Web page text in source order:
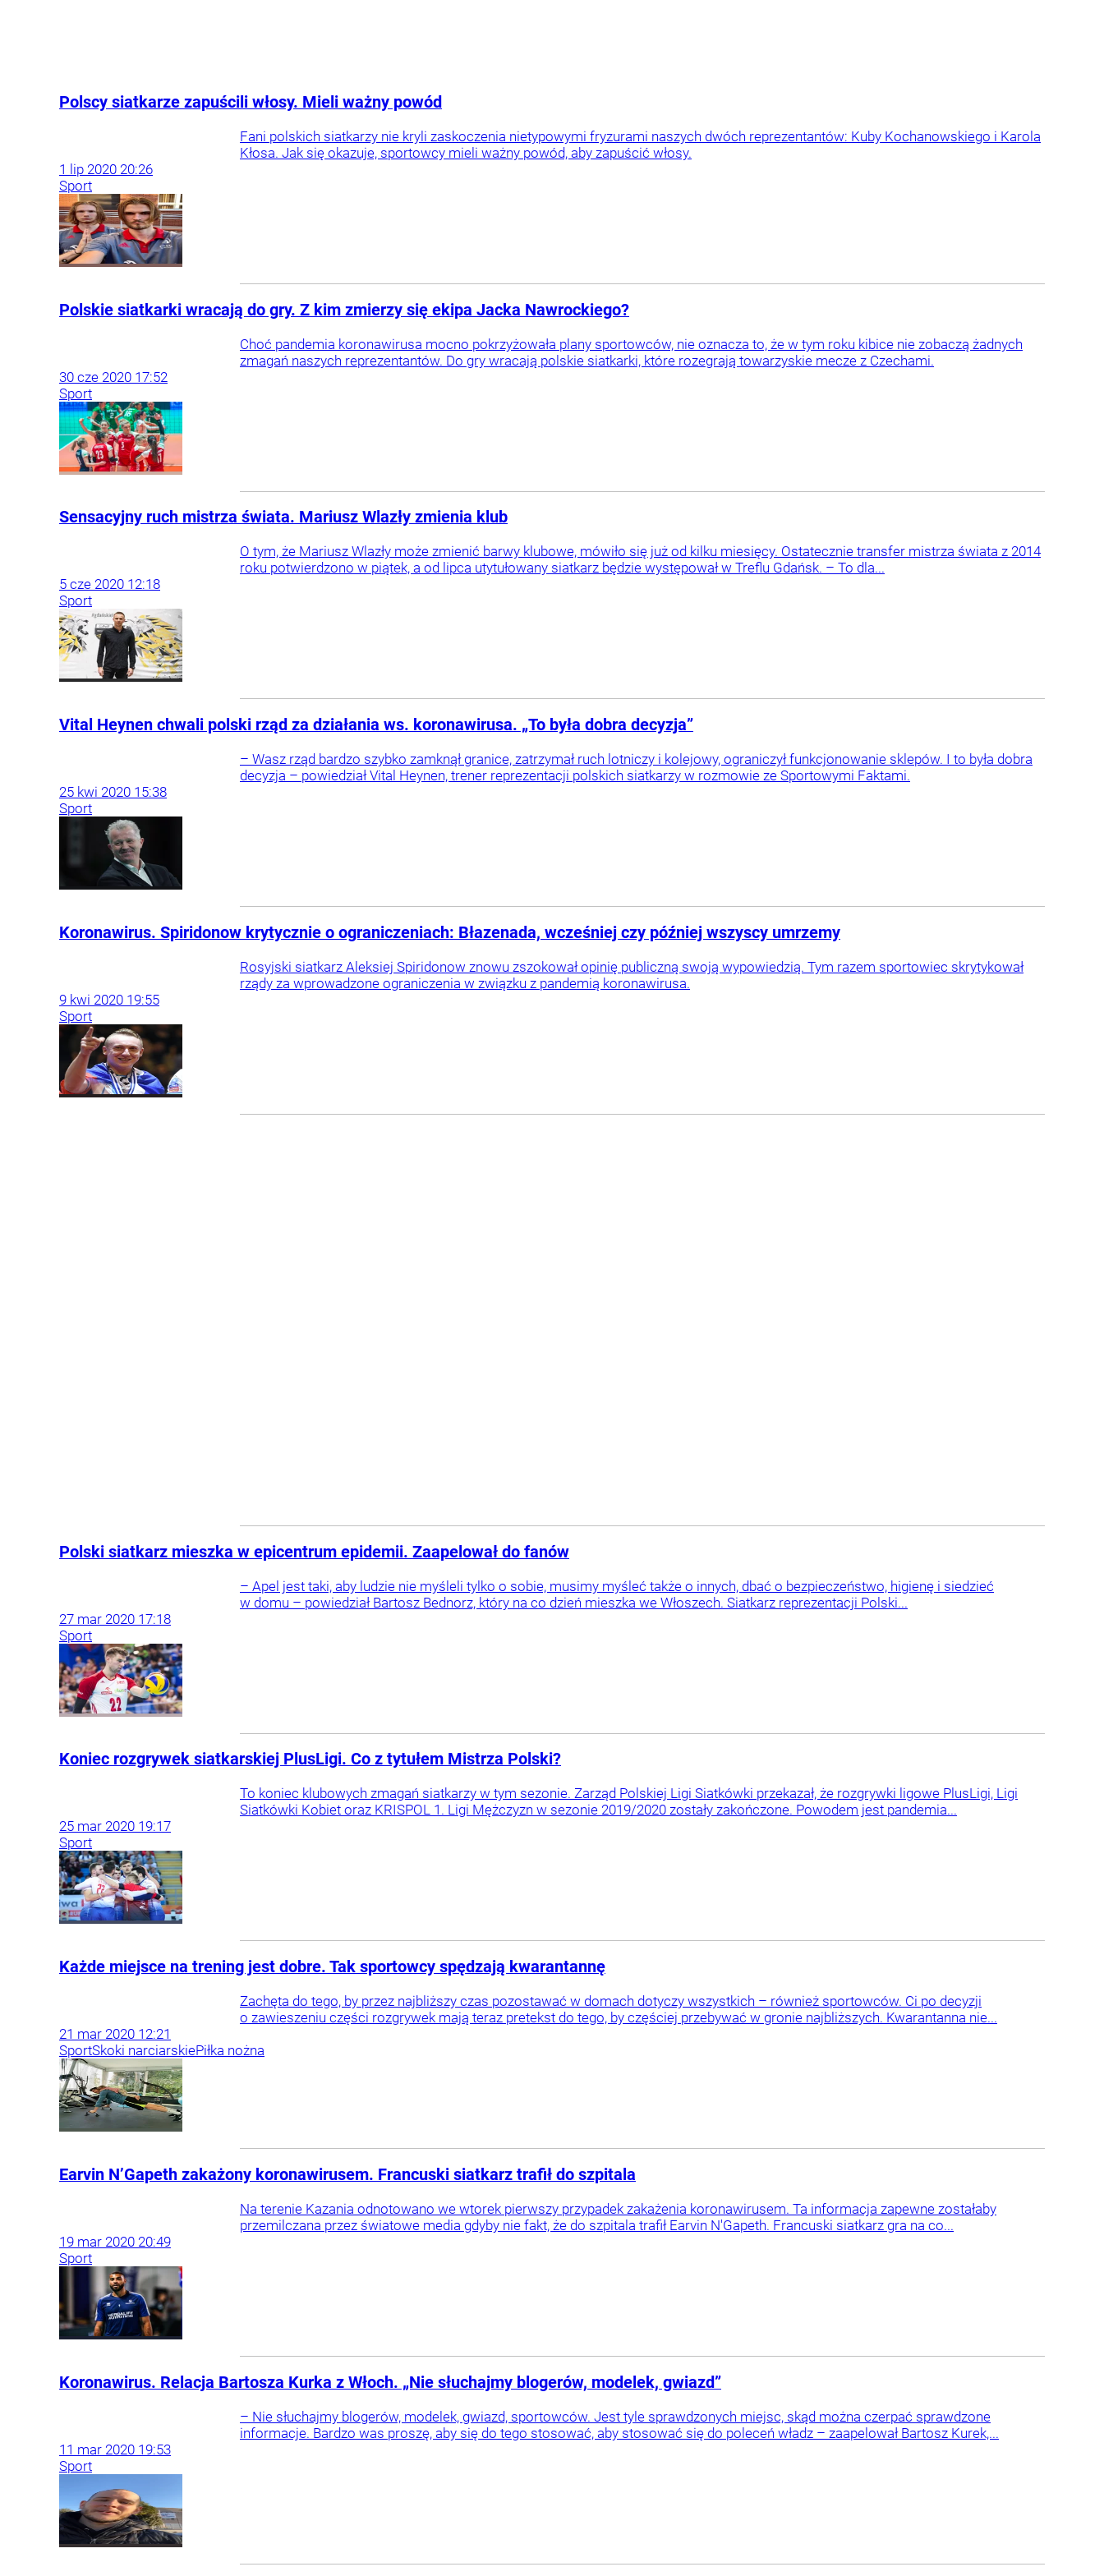
Polscy siatkarze zapuścili włosy. Mieli ważny powód
Fani polskich siatkarzy nie kryli zaskoczenia nietypowymi fryzurami naszych dwóch reprezentantów: Kuby Kochanowskiego i Karola
Kłosa. Jak się okazuje, sportowcy mieli ważny powód, aby zapuścić włosy.
1 lip 2020 20:26
Sport
Polskie siatkarki wracają do gry. Z kim zmierzy się ekipa Jacka Nawrockiego?
Choć pandemia koronawirusa mocno pokrzyżowała plany sportowców, nie oznacza to, że w tym roku kibice nie zobaczą żadnych
zmagań naszych reprezentantów. Do gry wracają polskie siatkarki, które rozegrają towarzyskie mecze z Czechami.
30 cze 2020 17:52
Sport
Sensacyjny ruch mistrza świata. Mariusz Wlazły zmienia klub
O tym, że Mariusz Wlazły może zmienić barwy klubowe, mówiło się już od kilku miesięcy. Ostatecznie transfer mistrza świata z 2014
roku potwierdzono w piątek, a od lipca utytułowany siatkarz będzie występował w Treflu Gdańsk. – To dla...
5 cze 2020 12:18
Sport
Vital Heynen chwali polski rząd za działania ws. koronawirusa. „To była dobra decyzja”
– Wasz rząd bardzo szybko zamknął granice, zatrzymał ruch lotniczy i kolejowy, ograniczył funkcjonowanie sklepów. I to była dobra
decyzja – powiedział Vital Heynen, trener reprezentacji polskich siatkarzy w rozmowie ze Sportowymi Faktami.
25 kwi 2020 15:38
Sport
Koronawirus. Spiridonow krytycznie o ograniczeniach: Błazenada, wcześniej czy później wszyscy umrzemy
Rosyjski siatkarz Aleksiej Spiridonow znowu zszokował opinię publiczną swoją wypowiedzią. Tym razem sportowiec skrytykował
rządy za wprowadzone ograniczenia w związku z pandemią koronawirusa.
9 kwi 2020 19:55
Sport
Polski siatkarz mieszka w epicentrum epidemii. Zaapelował do fanów
– Apel jest taki, aby ludzie nie myśleli tylko o sobie, musimy myśleć także o innych, dbać o bezpieczeństwo, higienę i siedzieć
w domu – powiedział Bartosz Bednorz, który na co dzień mieszka we Włoszech. Siatkarz reprezentacji Polski...
27 mar 2020 17:18
Sport
Koniec rozgrywek siatkarskiej PlusLigi. Co z tytułem Mistrza Polski?
To koniec klubowych zmagań siatkarzy w tym sezonie. Zarząd Polskiej Ligi Siatkówki przekazał, że rozgrywki ligowe PlusLigi, Ligi
Siatkówki Kobiet oraz KRISPOL 1. Ligi Mężczyzn w sezonie 2019/2020 zostały zakończone. Powodem jest pandemia...
25 mar 2020 19:17
Sport
Każde miejsce na trening jest dobre. Tak sportowcy spędzają kwarantannę
Zachęta do tego, by przez najbliższy czas pozostawać w domach dotyczy wszystkich – również sportowców. Ci po decyzji
o zawieszeniu części rozgrywek mają teraz pretekst do tego, by częściej przebywać w gronie najbliższych. Kwarantanna nie...
21 mar 2020 12:21
SportSkoki narciarskiePiłka nożna
Earvin N’Gapeth zakażony koronawirusem. Francuski siatkarz trafił do szpitala
Na terenie Kazania odnotowano we wtorek pierwszy przypadek zakażenia koronawirusem. Ta informacja zapewne zostałaby
przemilczana przez światowe media gdyby nie fakt, że do szpitala trafił Earvin N'Gapeth. Francuski siatkarz gra na co...
19 mar 2020 20:49
Sport
Koronawirus. Relacja Bartosza Kurka z Włoch. „Nie słuchajmy blogerów, modelek, gwiazd”
– Nie słuchajmy blogerów, modelek, gwiazd, sportowców. Jest tyle sprawdzonych miejsc, skąd można czerpać sprawdzone
informacje. Bardzo was proszę, aby się do tego stosować, aby stosować się do poleceń władz – zaapelował Bartosz Kurek,...
11 mar 2020 19:53
Sport